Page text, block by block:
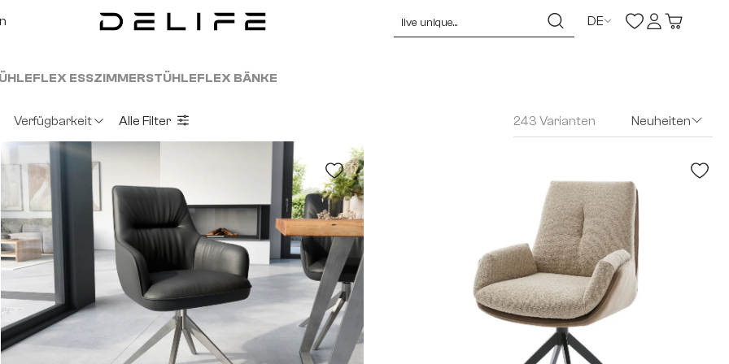
DE
FLEX ESSZIMMERSTÜHLEFLEX BÄNKE
Verfügbarkeit Alle Filter 243 Varianten Neuheiten